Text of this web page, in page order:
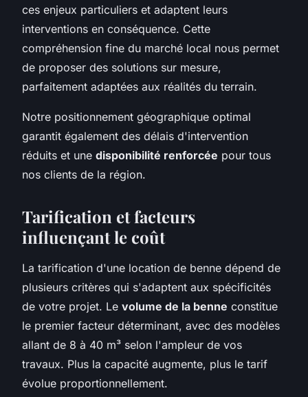
ces enjeux particuliers et adaptent leurs
interventions en conséquence. Cette
compréhension fine du marché local nous permet
de proposer des solutions sur mesure,
parfaitement adaptées aux réalités du terrain.
Notre positionnement géographique optimal
garantit également des délais d'intervention
réduits et une disponibilité renforcée pour tous
nos clients de la région.
Tarification et facteurs
influençant le coût
La tarification d'une location de benne dépend de
plusieurs critères qui s'adaptent aux spécificités
de votre projet. Le volume de la benne constitue
le premier facteur déterminant, avec des modèles
allant de 8 à 40 m³ selon l'ampleur de vos
travaux. Plus la capacité augmente, plus le tarif
évolue proportionnellement.